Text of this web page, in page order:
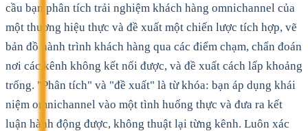
cầu bạn phân tích trải nghiệm khách hàng omnichannel của
một thương hiệu thực và đề xuất một chiến lược tích hợp, vẽ
bản đồ hành trình khách hàng qua các điểm chạm, chẩn đoán
nơi các kênh không kết nối được, và đề xuất cách lấp khoảng
trống. "Phân tích" và "đề xuất" là từ khóa: bạn áp dụng khái
niệm omnichannel vào một tình huống thực và đưa ra kết
luận hành động được, không thuật lại từng kênh. Luôn xác